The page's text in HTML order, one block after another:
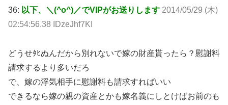
36: 以下、＼(^o^)／でVIPがお送りします 2014/05/29 (木)
02:54:56.38 IDzeJhf7KI
どうせﾀﾋぬんだから別れないで嫁の財産貰ったら？慰謝料
請求するより多いだろ
で、嫁の浮気相手に慰謝料も請求すればいい
できるなら嫁の親の資産とかも嫁名義にしとけばお前のも